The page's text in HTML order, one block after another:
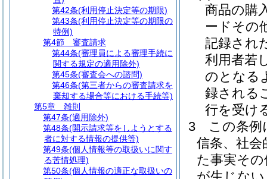
商品の購
ードその
記録され
利用者若
のとなる
録される
行を受け
3
この条例
信条、社会
た事実そ
第42条(利用停止決定等の期限)
第43条(利用停止決定等の期限の
特例)
第4節
審査請求
第44条(審理員による審理手続に
関する規定の適用除外)
第45条(審査会への諮問)
第46条(第三者からの審査請求を
棄却する場合等における手続等)
第5章
雑則
第47条(適用除外)
第48条(開示請求等をしようとする
者に対する情報の提供等)
第49条(個人情報等の取扱いに関す
る苦情処理)
第50条(個人情報の適正な取扱いの